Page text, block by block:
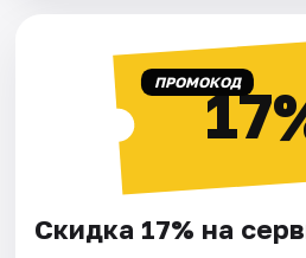
ПРОМОКОД
Скидка 17% на